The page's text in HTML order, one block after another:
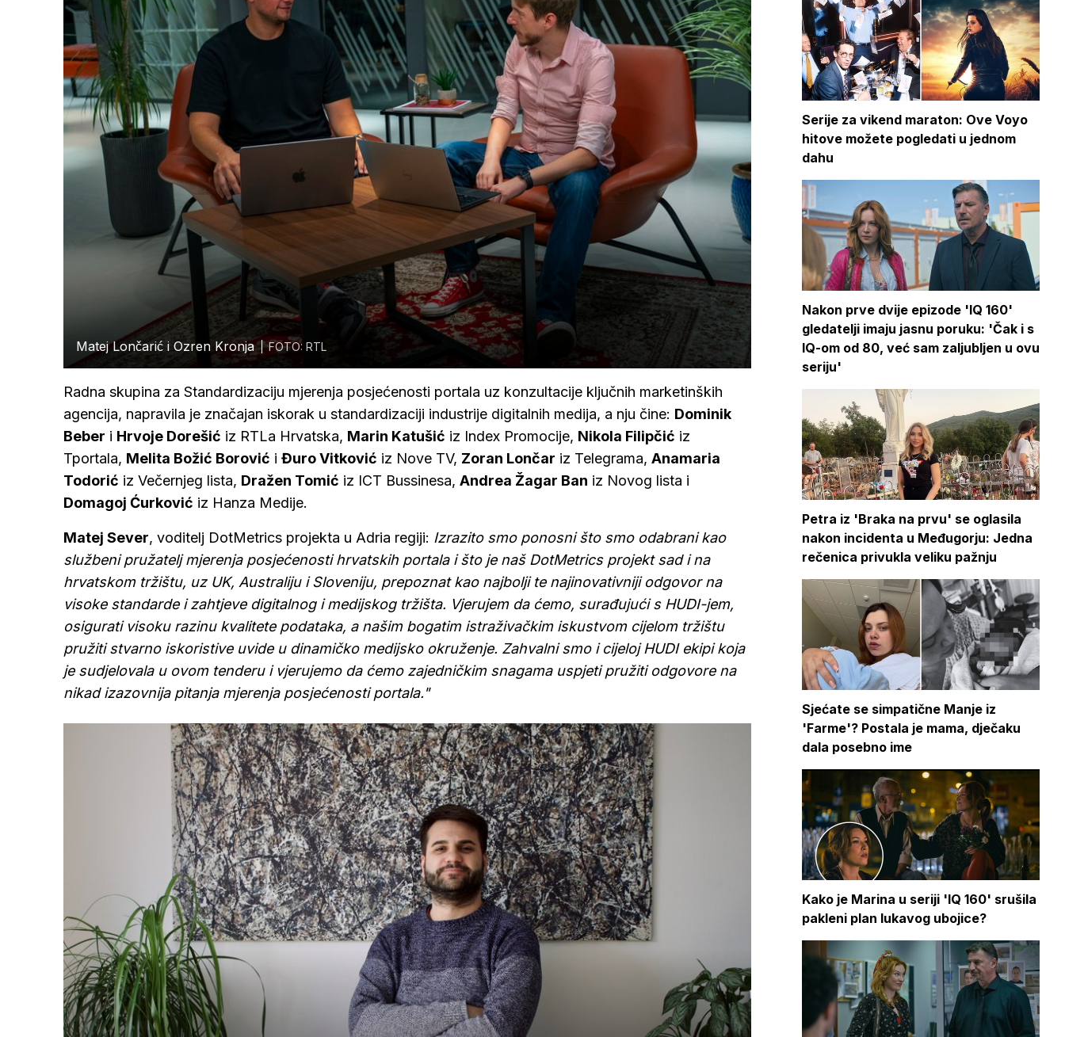
Matej Lončarić i Ozren Kronja FOTO: RTL
Radna skupina za Standardizaciju mjerenja posjećenosti portala uz konzultacije ključnih marketinških
agencija, napravila je značajan iskorak u standardizaciji industrije digitalnih medija, a nju čine: Dominik
Beber i Hrvoje Dorešić iz RTLa Hrvatska, Marin Katušić iz Index Promocije, Nikola Filipčić iz
Tportala, Melita Božić Borović i Đuro Vitković iz Nove TV, Zoran Lončar iz Telegrama, Anamaria
Todorić iz Večernjeg lista, Dražen Tomić iz ICT Bussinesa, Andrea Žagar Ban iz Novog lista i
Domagoj Ćurković iz Hanza Medije.
Matej Sever, voditelj DotMetrics projekta u Adria regiji: Izrazito smo ponosni što smo odabrani kao
službeni pružatelj mjerenja posjećenosti hrvatskih portala i što je naš DotMetrics projekt sad i na
hrvatskom tržištu, uz UK, Australiju i Sloveniju, prepoznat kao najbolji te najinovativniji odgovor na
visoke standarde i zahtjeve digitalnog i medijskog tržišta. Vjerujem da ćemo, surađujući s HUDI-jem,
osigurati visoku razinu kvalitete podataka, a našim bogatim istraživačkim iskustvom cijelom tržištu
pružiti stvarno iskoristive uvide u dinamičko medijsko okruženje. Zahvalni smo i cijeloj HUDI ekipi koja
je sudjelovala u ovom tenderu i vjerujemo da ćemo zajedničkim snagama uspjeti pružiti odgovore na
nikad izazovnija pitanja mjerenja posjećenosti portala."
Serije za vikend maraton: Ove Voyo
hitove možete pogledati u jednom
dahu
Nakon prve dvije epizode 'IQ 160'
gledatelji imaju jasnu poruku: 'Čak i s
IQ-om od 80, već sam zaljubljen u ovu
seriju'
Petra iz 'Braka na prvu' se oglasila
nakon incidenta u Međugorju: Jedna
rečenica privukla veliku pažnju
Sjećate se simpatične Manje iz
'Farme'? Postala je mama, dječaku
dala posebno ime
Kako je Marina u seriji 'IQ 160' srušila
pakleni plan lukavog ubojice?